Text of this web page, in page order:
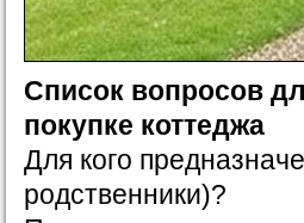
Список вопросов
покупке коттеджа
Для кого
родственники)?